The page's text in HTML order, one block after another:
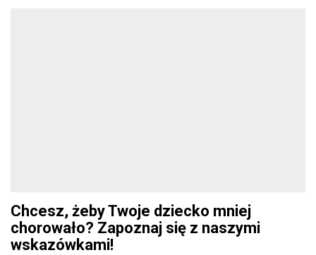
Chcesz, żeby Twoje dziecko mniej
chorowało? Zapoznaj się z naszymi
wskazówkami!